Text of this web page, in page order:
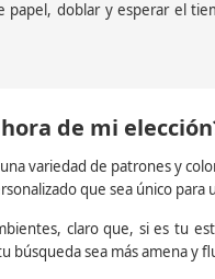
papel, doblar y esperar el
de mi
variedad de patrones y
que sea único para
claro que, si es tu
búsqueda sea más amena y